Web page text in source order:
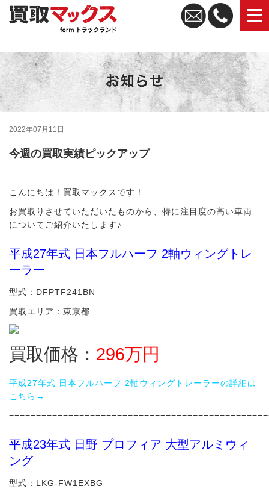
トラック買取なら買取マックス｜全国無料査定・高価買取
2022年07月11日
今週の買取実績ピックアップ
こんにちは！買取マックスです！
お買取りさせていただいたものから、特に注目度の高い車両
についてご紹介いたします♪
平成27年式 日本フルハーフ 2軸ウィングトレ
ーラー
型式：DFPTF241BN
買取エリア：東京都
買取価格： 296万円
平成27年式 日本フルハーフ 2軸ウィングトレーラーの詳細は
こちら→
平成23年式 日野 プロフィア 大型アルミウィ
ング
型式：LKG-FW1EXBG